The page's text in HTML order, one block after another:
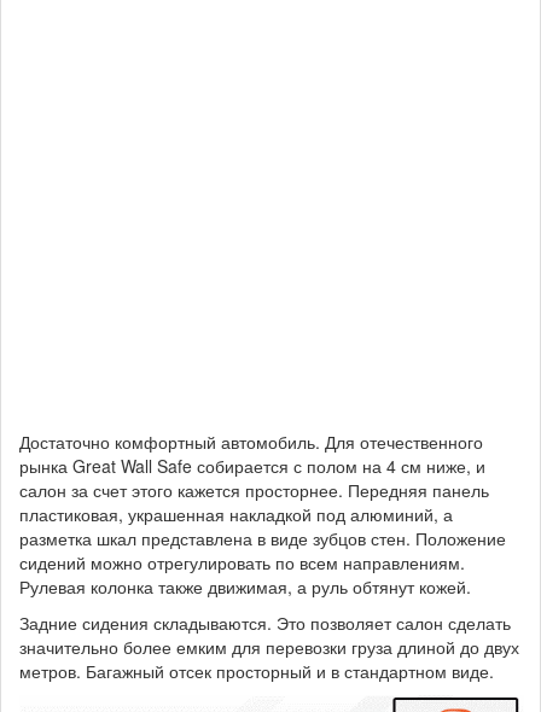
Достаточно комфортный автомобиль. Для отечественного
рынка Great Wall Safe собирается с полом на 4 см ниже, и
салон за счет этого кажется просторнее. Передняя панель
пластиковая, украшенная накладкой под алюминий, а
разметка шкал представлена в виде зубцов стен. Положение
сидений можно отрегулировать по всем направлениям.
Рулевая колонка также движимая, а руль обтянут кожей.
Задние сидения складываются. Это позволяет салон сделать
значительно более емким для перевозки груза длиной до двух
метров. Багажный отсек просторный и в стандартном виде.